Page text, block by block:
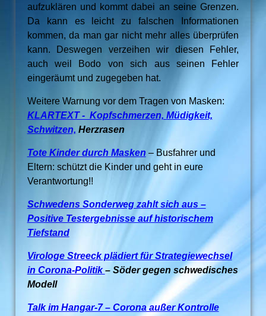
aufzuklären und kommt dabei an seine Grenzen.
Da kann es leicht zu falschen Informationen
kommen, da man gar nicht mehr alles überprüfen
kann. Deswegen verzeihen wir diesen Fehler,
auch weil Bodo von sich aus seinen Fehler
eingeräumt und zugegeben hat.
Weitere Warnung vor dem Tragen von Masken:
KLARTEXT - Kopfschmerzen, Müdigkeit,
Schwitzen, Herzrasen
Tote Kinder durch Masken – Busfahrer und
Eltern: schützt die Kinder und geht in eure
Verantwortung!!
Schwedens Sonderweg zahlt sich aus –
Positive Testergebnisse auf historischem
Tiefstand
Virologe Streeck plädiert für Strategiewechsel
in Corona-Politik– Söder gegen schwedisches
Modell
Talk im Hangar-7 – Corona außer Kontrolle